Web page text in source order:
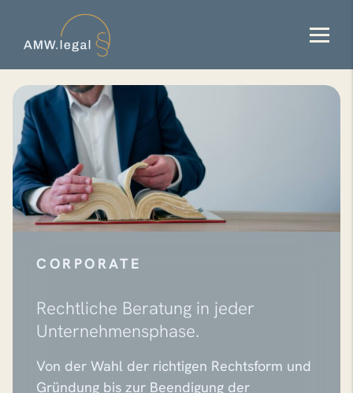
CORPORATE
Rechtliche Beratung in jeder
Unternehmensphase.
Von der Wahl der richtigen Rechtsform und
Gründung bis zur Beendigung der